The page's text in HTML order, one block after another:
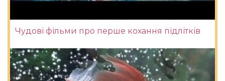
Чудові фільми про перше кохання підлітків